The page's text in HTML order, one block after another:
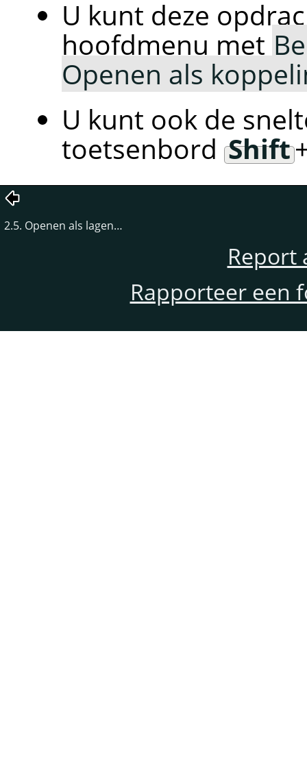
U kunt deze
hoofdmenu met
Openen als
U kunt ook de
toetsenbord Shift
2.5. Openen als lagen…
Report
Rapporteer een